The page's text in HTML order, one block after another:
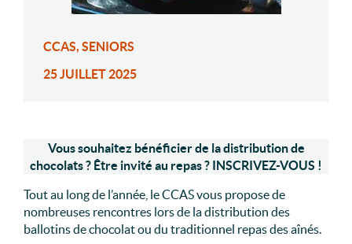
CCAS, SENIORS
25 JUILLET 2025
Vous souhaitez bénéficier de la distribution de
chocolats ? Être invité au repas ? INSCRIVEZ-VOUS !
Tout au long de l’année, le CCAS vous propose de
nombreuses rencontres lors de la distribution des
ballotins de chocolat ou du traditionnel repas des aînés.